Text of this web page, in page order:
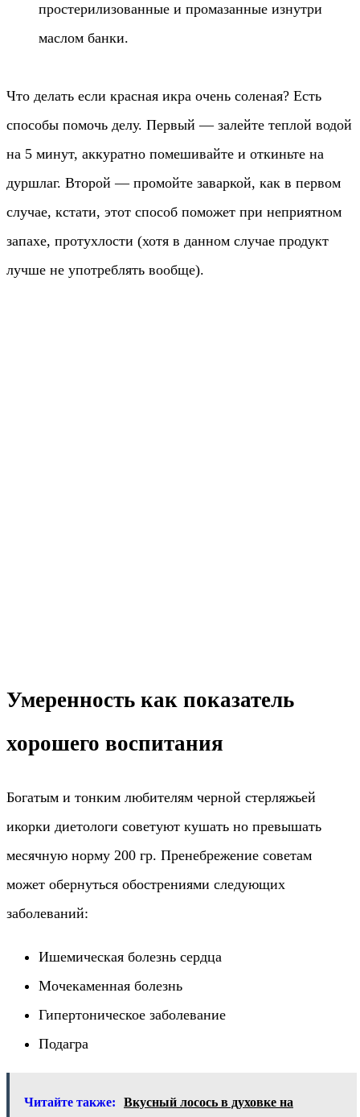
простерилизованные и промазанные изнутри
маслом банки.
Что делать если красная икра очень соленая? Есть
способы помочь делу. Первый — залейте теплой водой
на 5 минут, аккуратно помешивайте и откиньте на
дуршлаг. Второй — промойте заваркой, как в первом
случае, кстати, этот способ поможет при неприятном
запахе, протухлости (хотя в данном случае продукт
лучше не употреблять вообще).
Умеренность как показатель
хорошего воспитания
Богатым и тонким любителям черной стерляжьей
икорки диетологи советуют кушать но превышать
месячную норму 200 гр. Пренебрежение советам
может обернуться обострениями следующих
заболеваний:
Ишемическая болезнь сердца
Мочекаменная болезнь
Гипертоническое заболевание
Подагра
Читайте также: Вкусный лосось в духовке на